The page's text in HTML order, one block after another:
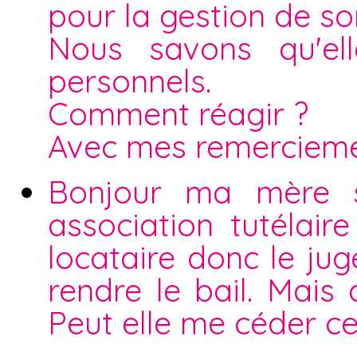
pour la gestion de
Nous savons
personnels.
Comment réagir ?
Avec mes
Bonjour ma mère
association
locataire donc le
rendre le bail. Mais
Peut elle me céder